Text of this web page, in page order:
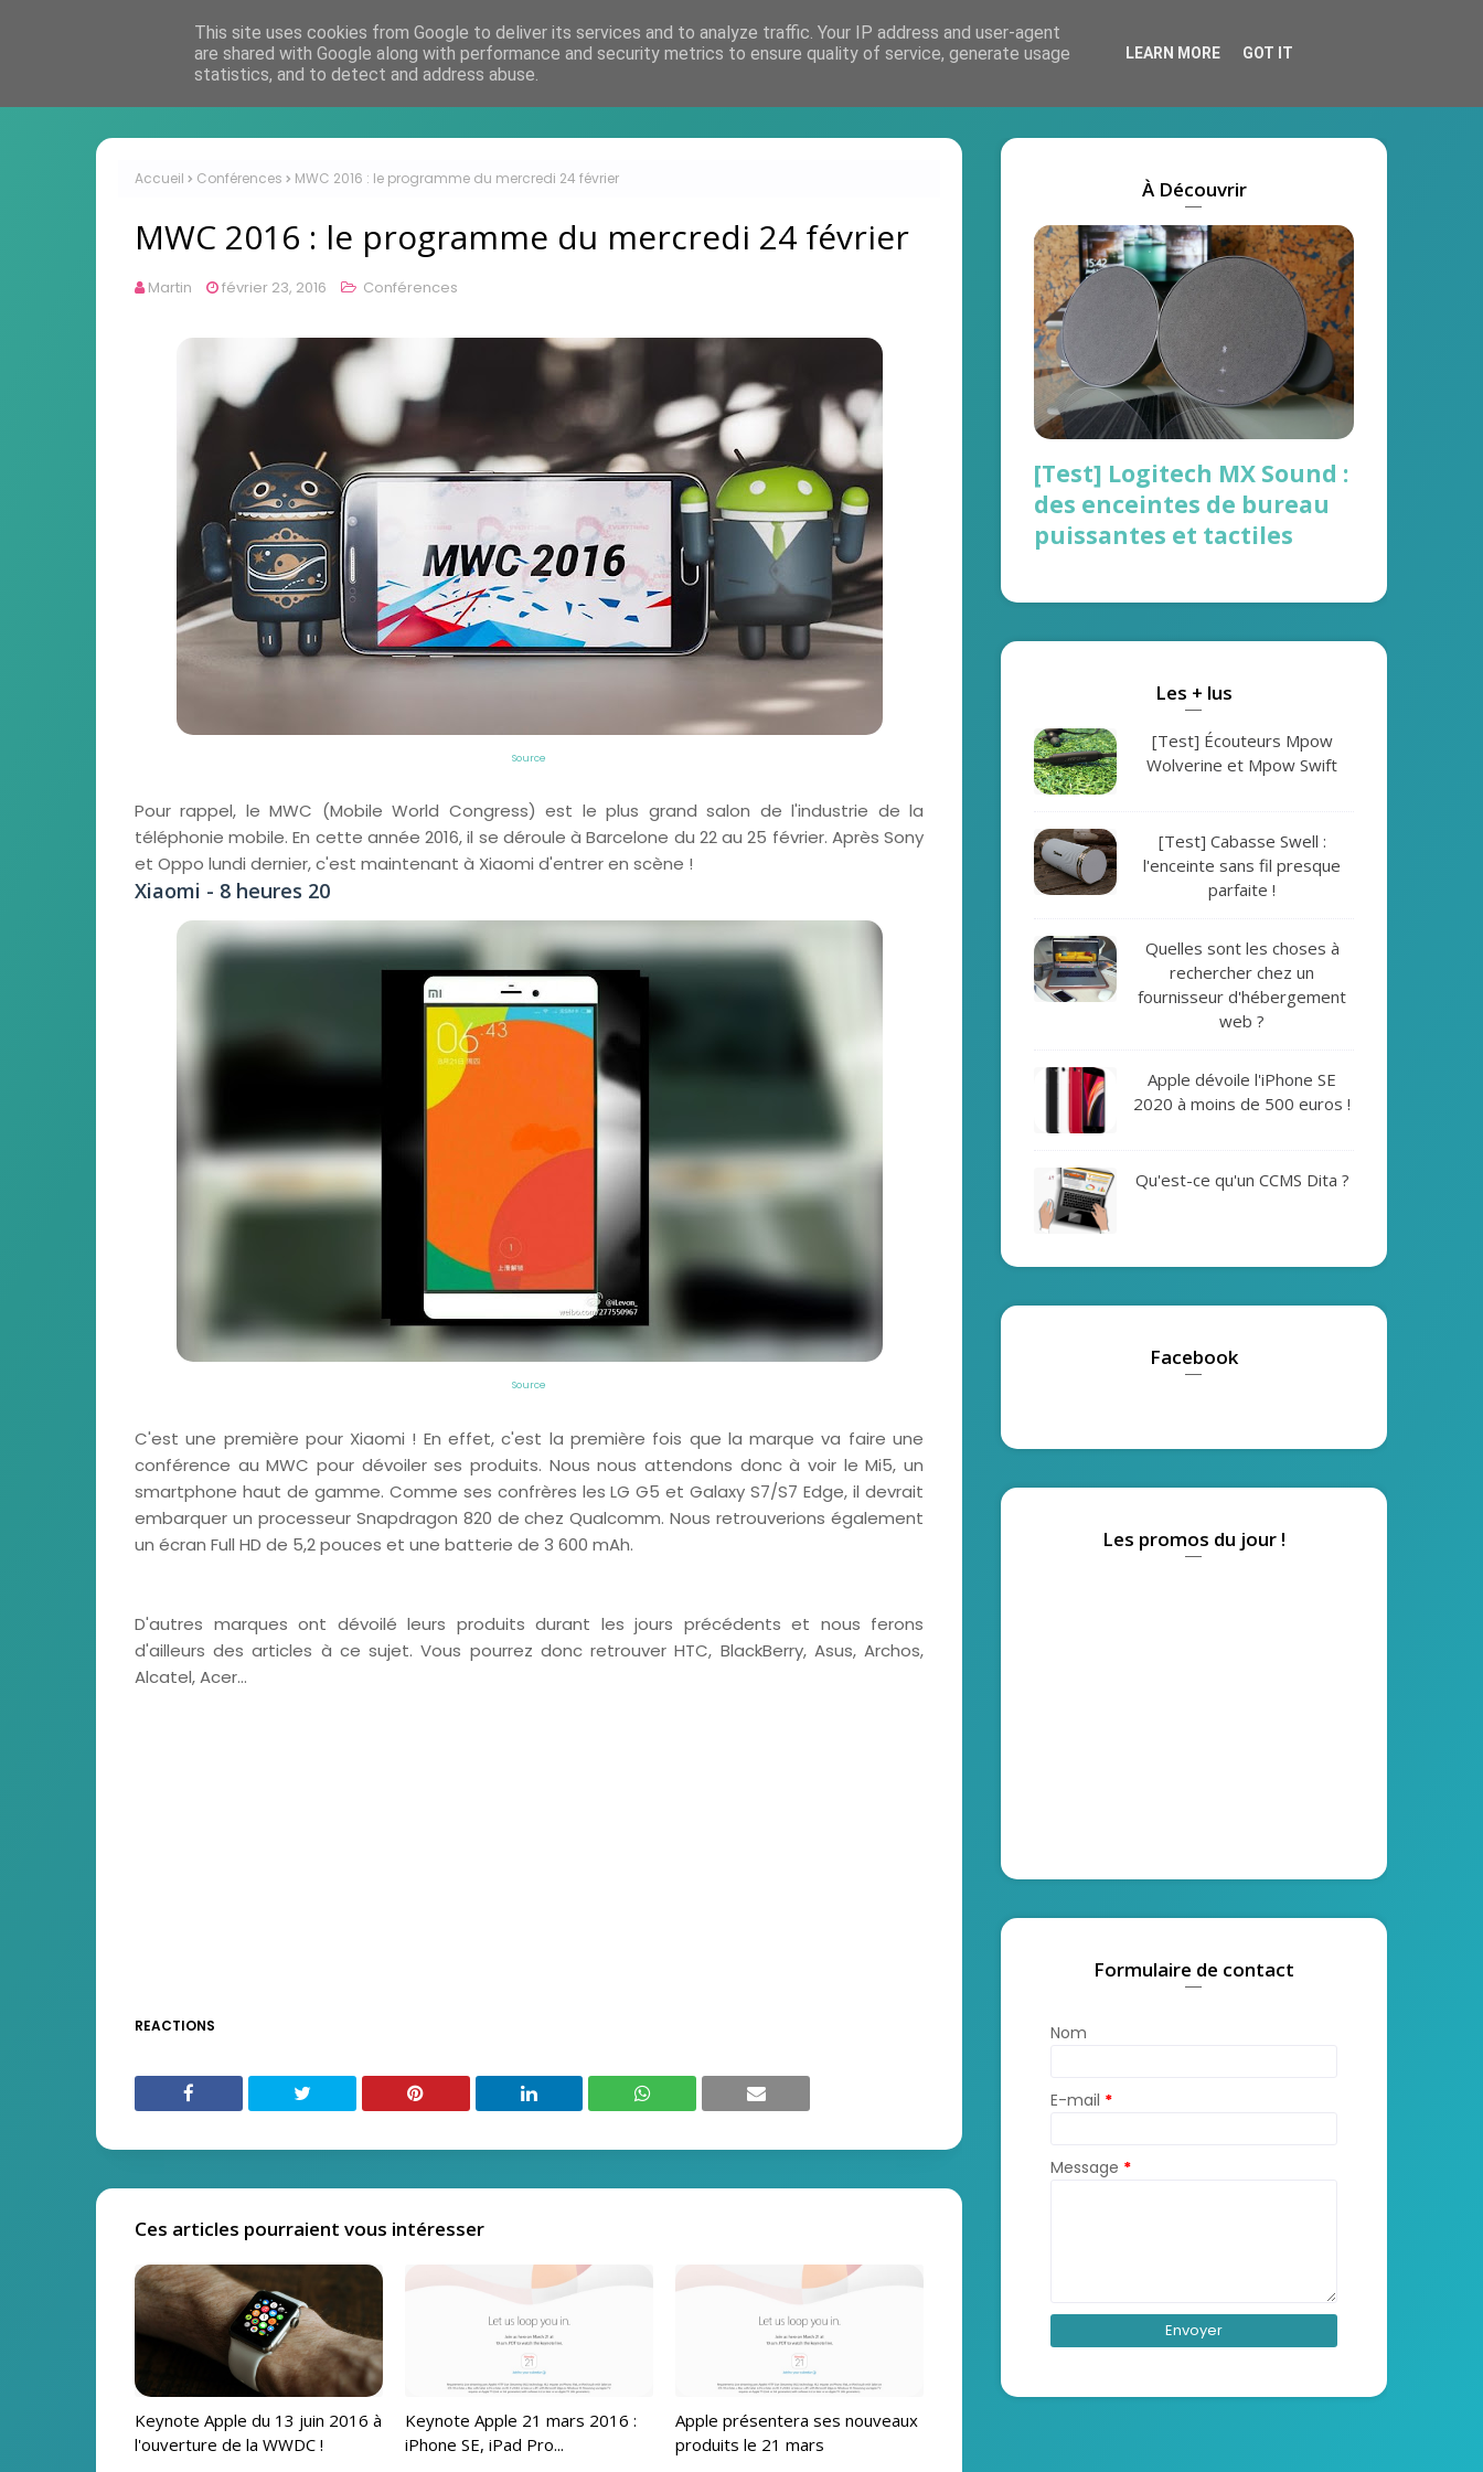
Accueil Actus Marques On recrute !
Accueil Conférences MWC 2016 : le programme du mercredi 24 février
MWC 2016 : le programme du mercredi 24 février
Martin février 23, 2016 Conférences
Source
Pour rappel, le MWC (Mobile World Congress) est le plus grand salon de l'industrie de la
téléphonie mobile. En cette année 2016, il se déroule à Barcelone du 22 au 25 février. Après Sony
et Oppo lundi dernier, c'est maintenant à Xiaomi d'entrer en scène !
Xiaomi - 8 heures 20
Source
C'est une première pour Xiaomi ! En effet, c'est la première fois que la marque va faire une
conférence au MWC pour dévoiler ses produits. Nous nous attendons donc à voir le Mi5, un
smartphone haut de gamme. Comme ses confrères les LG G5 et Galaxy S7/S7 Edge, il devrait
embarquer un processeur Snapdragon 820 de chez Qualcomm. Nous retrouverions également
un écran Full HD de 5,2 pouces et une batterie de 3 600 mAh.
D'autres marques ont dévoilé leurs produits durant les jours précédents et nous ferons
d'ailleurs des articles à ce sujet. Vous pourrez donc retrouver HTC, BlackBerry, Asus, Archos,
Alcatel, Acer...
REACTIONS
Ces articles pourraient vous intéresser
Keynote Apple du 13 juin 2016 à
l'ouverture de la WWDC !
Keynote Apple 21 mars 2016 :
iPhone SE, iPad Pro...
Apple présentera ses nouveaux
produits le 21 mars
À Découvrir
[Test] Logitech MX Sound :
des enceintes de bureau
puissantes et tactiles
Les + lus
[Test] Écouteurs Mpow
Wolverine et Mpow Swift
[Test] Cabasse Swell :
l'enceinte sans fil presque
parfaite !
Quelles sont les choses à
rechercher chez un
fournisseur d'hébergement
web ?
Apple dévoile l'iPhone SE
2020 à moins de 500 euros !
Qu'est-ce qu'un CCMS Dita ?
Facebook
Les promos du jour !
Formulaire de contact
Nom
E-mail *
Message *
This site uses cookies from Google to deliver its services and to analyze traffic. Your IP address and user-agent
are shared with Google along with performance and security metrics to ensure quality of service, generate usage
statistics, and to detect and address abuse.
LEARN MORE GOT IT